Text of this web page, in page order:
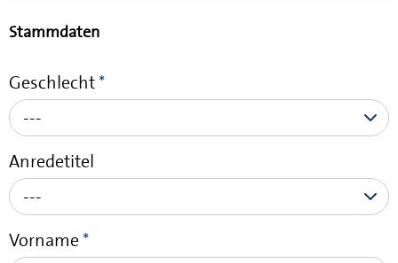
Stammdaten
Geschlecht*
---
Anredetitel
---
Vorname*